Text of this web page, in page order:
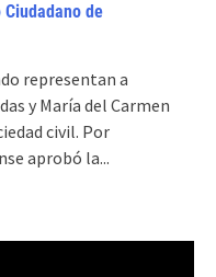
de
representan a
y María del Carmen
civil. Por
aprobó la...